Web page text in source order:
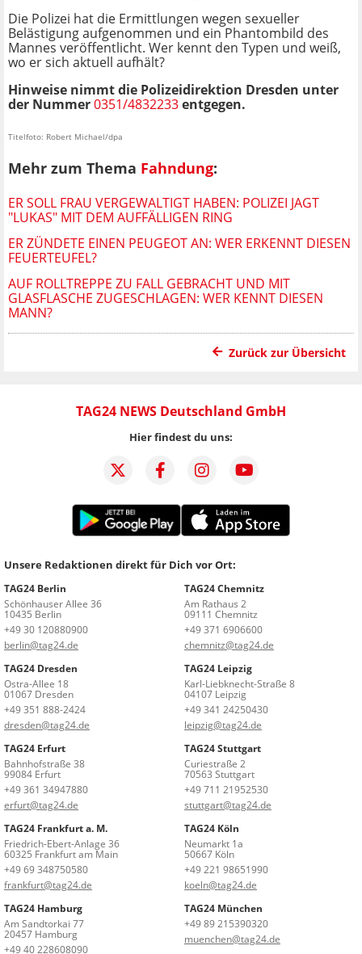
Die Polizei hat die Ermittlungen wegen sexueller
Belästigung aufgenommen und ein Phantombild des
Mannes veröffentlicht. Wer kennt den Typen und weiß,
wo er sich aktuell aufhält?
Hinweise nimmt die Polizeidirektion Dresden unter
der Nummer0351/4832233entgegen.
Titelfoto: Robert Michael/dpa
Mehr zum Thema Fahndung:
ER SOLL FRAU VERGEWALTIGT HABEN: POLIZEI JAGT
"LUKAS" MIT DEM AUFFÄLLIGEN RING
ER ZÜNDETE EINEN PEUGEOT AN: WER ERKENNT DIESEN
FEUERTEUFEL?
AUF ROLLTREPPE ZU FALL GEBRACHT UND MIT
GLASFLASCHE ZUGESCHLAGEN: WER KENNT DIESEN
MANN?
Zurück zur Übersicht
TAG24 NEWS Deutschland GmbH
Hier findest du uns:
Unsere Redaktionen direkt für Dich vor Ort:
TAG24 Berlin
Schönhauser Allee 36
10435 Berlin
+49 30 120880900
berlin@tag24.de
TAG24 Chemnitz
Am Rathaus 2
09111 Chemnitz
+49 371 6906600
chemnitz@tag24.de
TAG24 Dresden
Ostra-Allee 18
01067 Dresden
+49 351 888-2424
dresden@tag24.de
TAG24 Leipzig
Karl-Liebknecht-Straße 8
04107 Leipzig
+49 341 24250430
leipzig@tag24.de
TAG24 Erfurt
Bahnhofstraße 38
99084 Erfurt
+49 361 34947880
erfurt@tag24.de
TAG24 Stuttgart
Curiestraße 2
70563 Stuttgart
+49 711 21952530
stuttgart@tag24.de
TAG24 Frankfurt a. M.
Friedrich-Ebert-Anlage 36
60325 Frankfurt am Main
+49 69 348750580
frankfurt@tag24.de
TAG24 Köln
Neumarkt 1a
50667 Köln
+49 221 98651990
koeln@tag24.de
TAG24 Hamburg
Am Sandtorkai 77
20457 Hamburg
+49 40 228608090
TAG24 München
+49 89 215390320
muenchen@tag24.de